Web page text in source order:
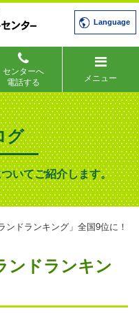
Language
センターへ
電話する
メニュー
グ
いてご紹介します。
ンドランキング」全国9位に！
ンドランキン